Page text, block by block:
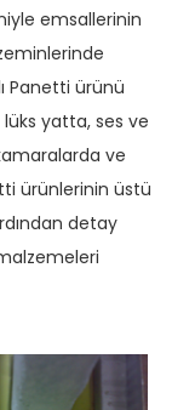
emsallerinin
Panetti ürünü
lüks yatta, ses ve
ve
ürünlerinin üstü
detay